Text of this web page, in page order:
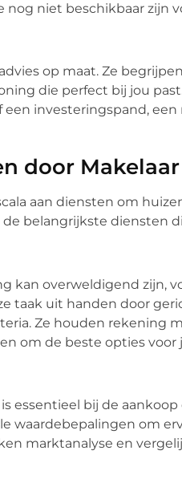
nog niet beschikbaar zijn
op maat. Ze
die perfect bij jou
investeringspand,
door
aan diensten om
belangrijkste diensten
kan overweldigend zijn,
taak uit handen door
Ze houden rekening
om de beste opties voor
essentieel bij de
waardebepalingen om
marktanalyse en